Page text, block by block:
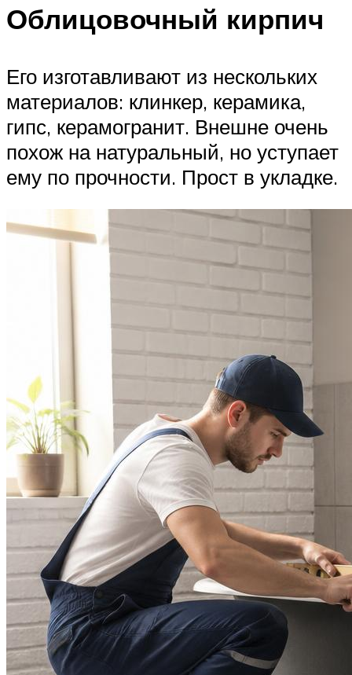
Облицовочный кирпич
Его изготавливают из нескольких
материалов: клинкер, керамика,
гипс, керамогранит. Внешне очень
похож на натуральный, но уступает
ему по прочности. Прост в укладке.